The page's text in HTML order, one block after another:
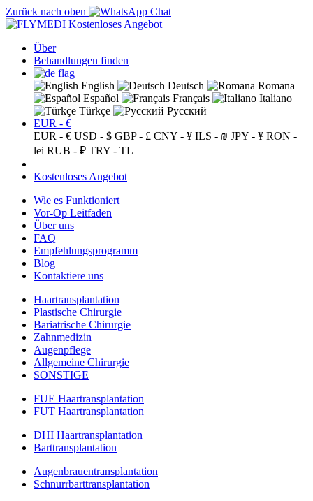
Zurück nach oben
Kostenloses Angebot
Über
Behandlungen finden
English Deutsch
Romana
Español
Français
Italiano
Türkçe
Русский
EUR - €
EUR - € USD - $ GBP - £ CNY - ¥ ILS - ₪ JPY - ¥ RON -
lei RUB - ₽ TRY - TL
Kostenloses Angebot
Wie es Funktioniert
Vor-Op Leitfaden
Über uns
FAQ
Empfehlungsprogramm
Blog
Kontaktiere uns
Haartransplantation
Plastische Chirurgie
Bariatrische Chirurgie
Zahnmedizin
Augenpflege
Allgemeine Chirurgie
SONSTIGE
FUE Haartransplantation
FUT Haartransplantation
DHI Haartransplantation
Barttransplantation
Augenbrauentransplantation
Schnurrbarttransplantation